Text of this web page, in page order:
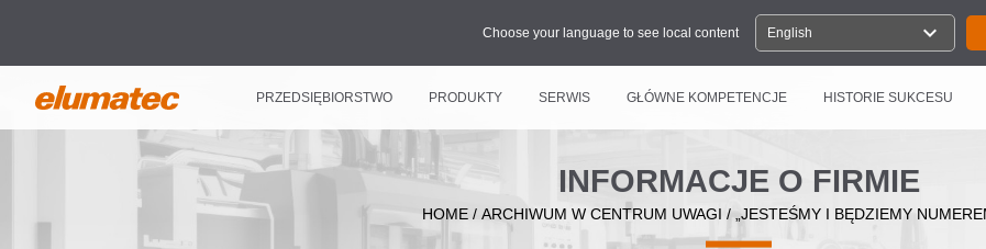
Choose your language to see local content English expand_more
PRZEDSIĘBIORSTWO PRODUKTY SERWIS GŁÓWNE KOMPETENCJE HISTORIE SUKCESU
INFORMACJE O FIRMIE
HOME / ARCHIWUM W CENTRUM UWAGI / „JESTEŚMY I BĘDZIEMY